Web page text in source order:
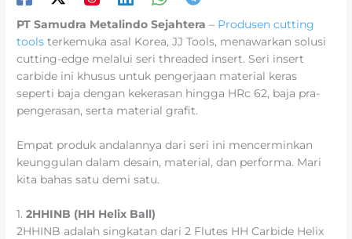
PT Samudra Metalindo Sejahtera – Produsen cutting
toolsterkemuka asal Korea, JJ Tools, menawarkan solusi
cutting-edge melalui seri threaded insert. Seri insert
carbide ini khusus untuk pengerjaan material keras
seperti baja dengan kekerasan hingga HRc 62, baja pra-
pengerasan, serta material grafit.
Empat produk andalannya dari seri ini mencerminkan
keunggulan dalam desain, material, dan performa. Mari
kita bahas satu demi satu.
1.2HHINB (HH Helix Ball)
2HHINB adalah singkatan dari 2 Flutes HH Carbide Helix